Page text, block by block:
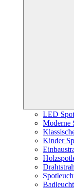
LED
Moderne
Kinder